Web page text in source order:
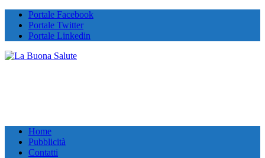
Portale Facebook
Portale Twitter
Portale Linkedin
Home
Pubblicità
Contatti